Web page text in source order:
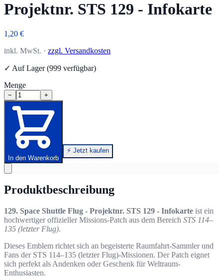
Projektnr. STS 129 - Infokarte
1,20 €
inkl. MwSt. · zzgl. Versandkosten
✓ Auf Lager (999 verfügbar)
Menge
− +
In den Warenkorb
⚡ Jetzt kaufen
Produktbeschreibung
129. Space Shuttle Flug - Projektnr. STS 129 - Infokarte ist ein
hochwertiger offizieller Missions-Patch aus dem Bereich STS 114–
135 (letzter Flug).
Dieses Emblem richtet sich an begeisterte Raumfahrt-Sammler und
Fans der STS 114–135 (letzter Flug)-Missionen. Der Patch eignet
sich perfekt als Andenken oder Geschenk für Weltraum-
Enthusiasten.